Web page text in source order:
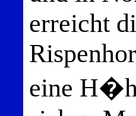
erreicht
eine